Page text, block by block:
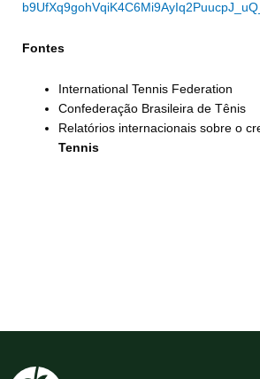
Fontes
International Tennis Federation
Confederação Brasileira de Tênis
Relatórios internacionais sobre o
Tennis